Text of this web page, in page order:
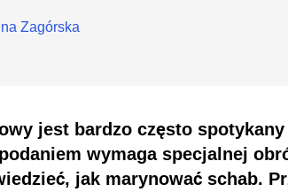
Zagórska
jest bardzo często
wymaga specjalnej
jak marynować schab.